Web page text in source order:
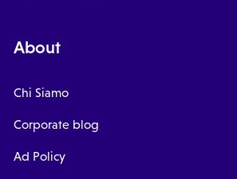
About
Chi Siamo
Corporate blog
Ad Policy